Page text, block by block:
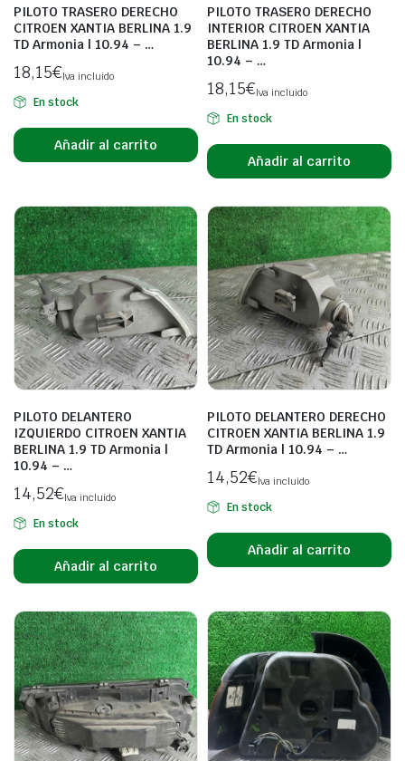
PILOTO TRASERO DERECHO
CITROEN XANTIA BERLINA 1.9
TD Armonia | 10.94 – …
18,15€Iva incluido
En stock
Añadir al carrito
PILOTO TRASERO DERECHO
INTERIOR CITROEN XANTIA
BERLINA 1.9 TD Armonia |
10.94 – …
18,15€Iva incluido
En stock
Añadir al carrito
PILOTO DELANTERO
IZQUIERDO CITROEN XANTIA
BERLINA 1.9 TD Armonia |
10.94 – …
14,52€Iva incluido
En stock
Añadir al carrito
PILOTO DELANTERO DERECHO
CITROEN XANTIA BERLINA 1.9
TD Armonia | 10.94 – …
14,52€Iva incluido
En stock
Añadir al carrito